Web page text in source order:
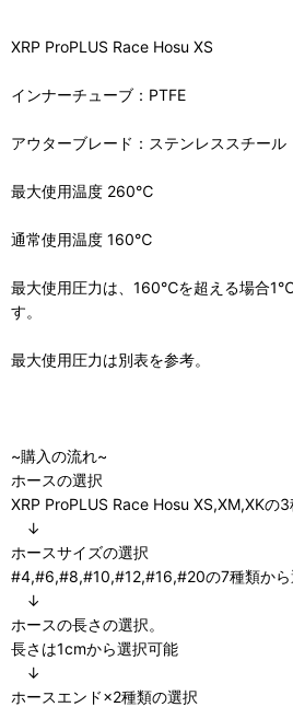
XRP ProPLUS Race Hosu XS
インナーチューブ：PTFE
アウターブレード：ステンレススチール
最大使用温度 260℃
通常使用温度 160℃
最大使用圧力は、160℃を超える場合1℃
す。
最大使用圧力は別表を参考。
~購入の流れ~
ホースの選択
XRP ProPLUS Race Hosu XS,XM,XKの
↓
ホースサイズの選択
#4,#6,#8,#10,#12,#16,#20の7種類から
↓
ホースの長さの選択。
長さは1cmから選択可能
↓
ホースエンド×2種類の選択